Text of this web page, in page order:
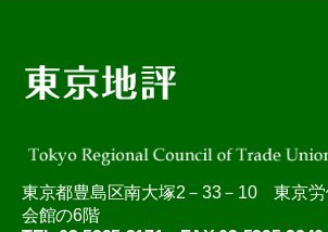
東京都豊島区南大塚2－33－10 東京労
会館の6階